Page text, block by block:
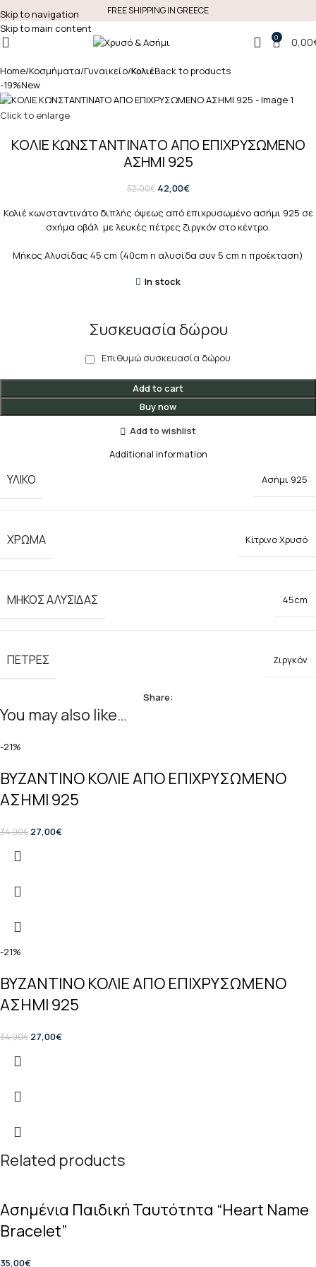
Skip to navigation
Skip to main content
FREE SHIPPING IN GREECE
0 0,00
Home Κοσμήματα Γυναικείο ΚολιέBack to products
-19%New
Click to enlarge
ΚΟΛΙΕ ΚΩΝΣΤΑΝΤΙΝΑΤΟ ΑΠΟ ΕΠΙΧΡΥΣΩΜΕΝΟ
ΑΣΗΜΙ 925
52,00€ 42,00€
Κολιέ κωνσταντινάτο διπλής όψεως από επιχρυσωμένο ασήμι 925 σε
σχήμα οβάλ με λευκές πέτρες ζιργκόν στο κέντρο.
Μήκος Αλυσίδας 45 cm (40cm η αλυσίδα συν 5 cm η προέκταση)
In stock
Συσκευασία δώρου
Επιθυμώ συσκευασία δώρου
Add to cart
Buy now
Add to wishlist
Additional information
ΥΛΙΚΟ Ασήμι 925
ΧΡΩΜΑ Κίτρινο Χρυσό
ΜΗΚΟΣ ΑΛΥΣΙΔΑΣ 45cm
ΠΕΤΡΕΣ Ζιργκόν
Share:
You may also like…
-21%
ΒΥΖΑΝΤΙΝΟ ΚΟΛΙΕ ΑΠΟ ΕΠΙΧΡΥΣΩΜΕΝΟ
ΑΣΗΜΙ 925
34,00€ 27,00€
-21%
ΒΥΖΑΝΤΙΝΟ ΚΟΛΙΕ ΑΠΟ ΕΠΙΧΡΥΣΩΜΕΝΟ
ΑΣΗΜΙ 925
34,00€ 27,00€
Related products
Ασημένια Παιδική Ταυτότητα “Heart Name
Bracelet”
35,00€